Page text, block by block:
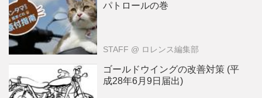
パトロールの巻
STAFF @ ロレンス編集部
ゴールドウイングの改善対策 (平
成28年6月9日届出)